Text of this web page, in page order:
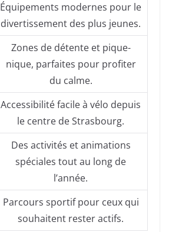
Équipements modernes pour le
divertissement des plus jeunes.
Zones de détente et pique-
nique, parfaites pour profiter
du calme.
Accessibilité facile à vélo depuis
le centre de Strasbourg.
Des activités et animations
spéciales tout au long de
l’année.
Parcours sportif pour ceux qui
souhaitent rester actifs.